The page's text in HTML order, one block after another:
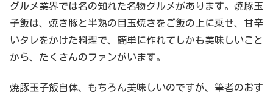
グルメ業界では名の知れた名物グルメがあります。焼豚玉
子飯は、焼き豚と半熟の目玉焼きをご飯の上に乗せ、甘辛
いタレをかけた料理で、簡単に作れてしかも美味しいこと
から、たくさんのファンがいます。
焼豚玉子飯自体、もちろん美味しいのですが、筆者のおす